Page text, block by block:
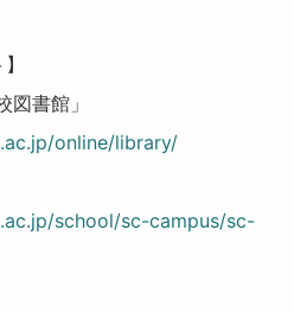
書館」
online/library/
school/sc-campus/sc-